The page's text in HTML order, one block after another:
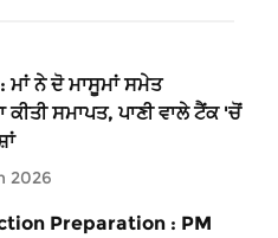
ਮਾਂ ਨੇ ਦੋ ਮਾਸੂਮਾਂ ਸਮੇਤ
ਕੀਤੀ ਸਮਾਪਤ, ਪਾਣੀ ਵਾਲੇ ਟੈਂਕ 'ਚੋਂ
2026
Preparation : PM